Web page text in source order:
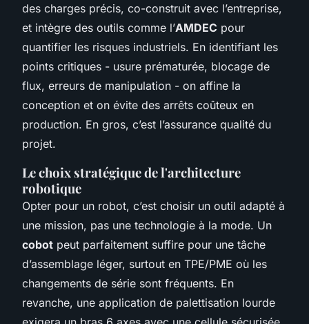
des charges précis, co-construit avec l’entreprise,
et intègre des outils comme l’AMDEC pour
quantifier les risques industriels. En identifiant les
points critiques - usure prématurée, blocage de
flux, erreurs de manipulation - on affine la
conception et on évite des arrêts coûteux en
production. En gros, c’est l’assurance qualité du
projet.
Le choix stratégique de l'architecture
robotique
Opter pour un robot, c’est choisir un outil adapté à
une mission, pas une technologie à la mode. Un
cobot peut parfaitement suffire pour une tâche
d’assemblage léger, surtout en TPE/PME où les
changements de série sont fréquents. En
revanche, une application de palettisation lourde